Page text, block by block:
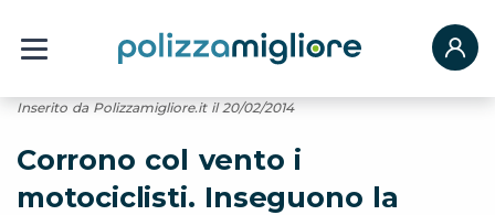
Inserito da Polizzamigliore.it il 20/02/2014
Corrono col vento i
motociclisti. Inseguono la